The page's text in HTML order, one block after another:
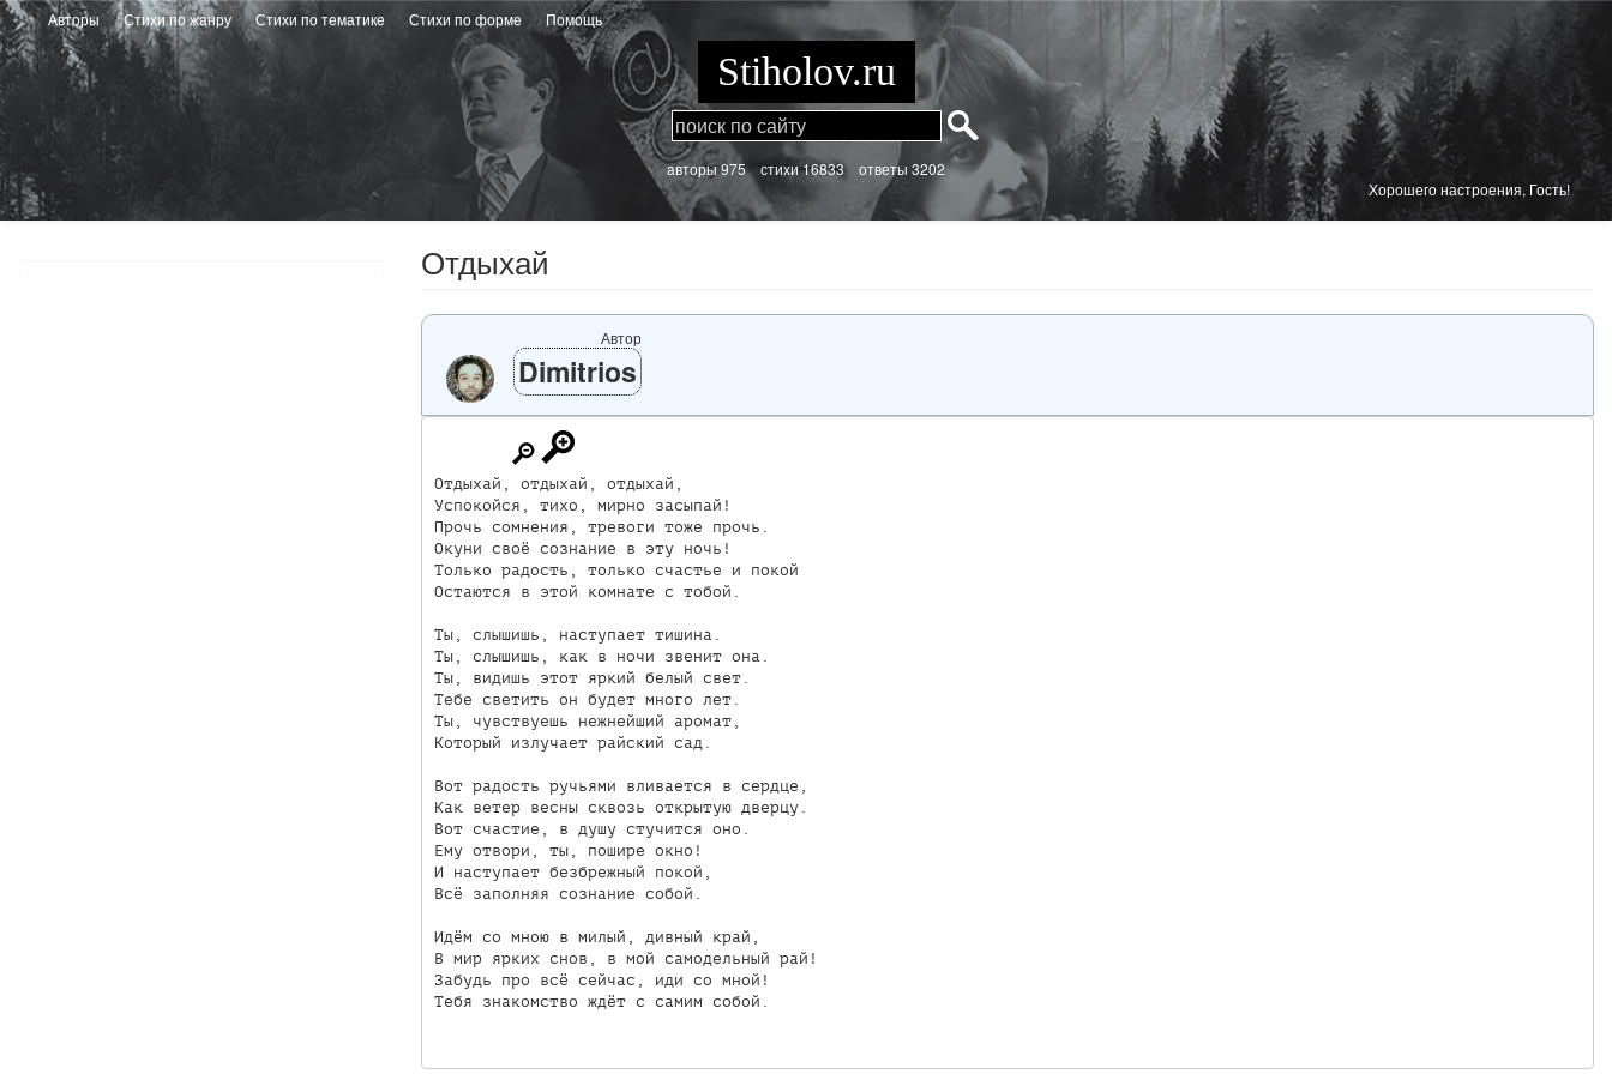
Перейти
к
основному
содержанию
Авторы Стихи по жанру Стихи по тематике Стихи по форме Помощь
Stiholov.ru
aвторы 975 стихи16833 ответы 3202
Хорошего настроения, Гость!
Отдыхай
Автор
Dimitrios
Отдыхай, отдыхай, отдыхай,
Успокойся, тихо, мирно засыпай!
Прочь сомнения, тревоги тоже прочь.
Окуни своё сознание в эту ночь!
Только радость, только счастье и покой
Остаются в этой комнате с тобой.
Ты, слышишь, наступает тишина.
Ты, слышишь, как в ночи звенит она.
Ты, видишь этот яркий белый свет.
Тебе светить он будет много лет.
Ты, чувствуешь нежнейший аромат,
Который излучает райский сад.
Вот радость ручьями вливается в сердце,
Как ветер весны сквозь открытую дверцу.
Вот счастие, в душу стучится оно.
Ему отвори, ты, пошире окно!
И наступает безбрежный покой,
Всё заполняя сознание собой.
Идём со мною в милый, дивный край,
В мир ярких снов, в мой самодельный рай!
Забудь про всё сейчас, иди со мной!
Тебя знакомство ждёт с самим собой.